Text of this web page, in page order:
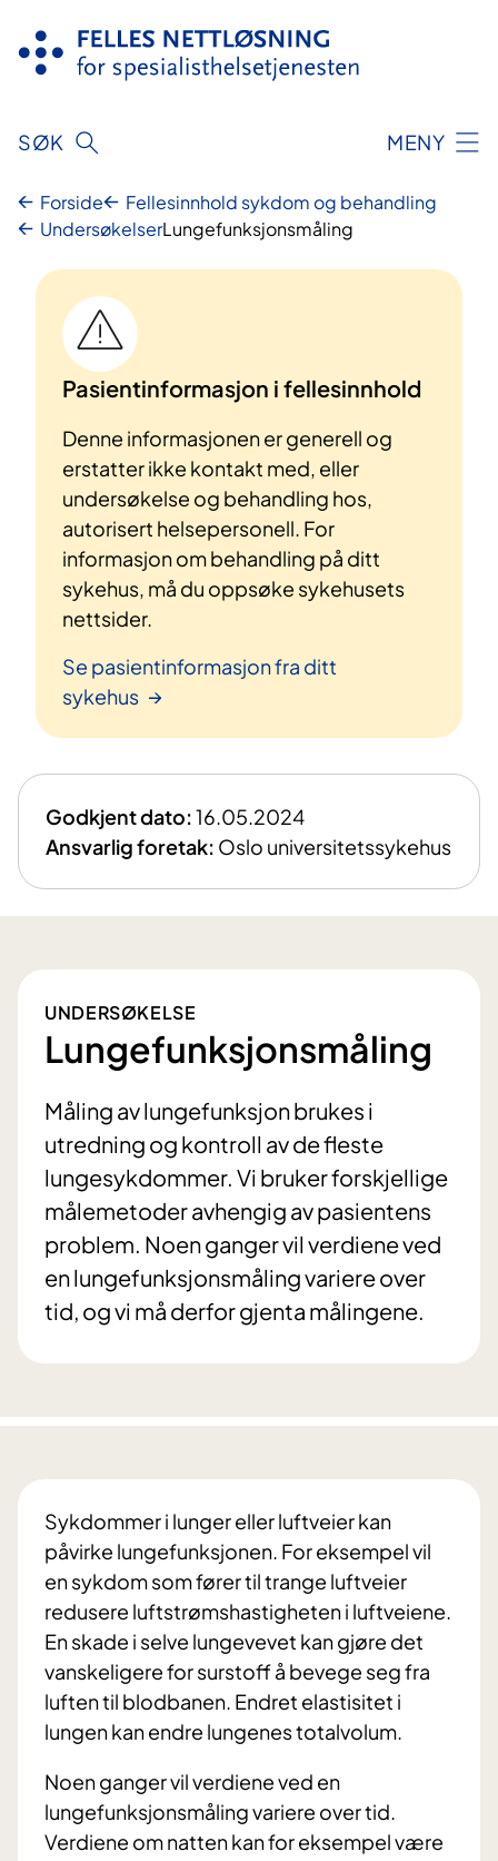
innhold
SØK MENY
Forside
Fellesinnhold sykdom og behandling
UndersøkelserLungefunksjonsmåling
Pasientinformasjon i fellesinnhold
Denne informasjonen er generell og
erstatter ikke kontakt med, eller
undersøkelse og behandling hos,
autorisert helsepersonell. For
informasjon om behandling på ditt
sykehus, må du oppsøke sykehusets
nettsider.
Se pasientinformasjon fra ditt
sykehus
Godkjent dato:16.05.2024
Ansvarlig foretak: Oslo universitetssykehus
UNDERSØKELSE
Lungefunksjonsmåling
Måling av lungefunksjon brukes i
utredning og kontroll av de fleste
lungesykdommer. Vi bruker forskjellige
målemetoder avhengig av pasientens
problem. Noen ganger vil verdiene ved
en lungefunksjonsmåling variere over
tid, og vi må derfor gjenta målingene.
Sykdommer i lunger eller luftveier kan
påvirke lungefunksjonen. For eksempel vil
en sykdom som fører til trange luftveier
redusere luftstrømshastigheten i luftveiene.
En skade i selve lungevevet kan gjøre det
vanskeligere for surstoff å bevege seg fra
luften til blodbanen. Endret elastisitet i
lungen kan endre lungenes totalvolum.
Noen ganger vil verdiene ved en
lungefunksjonsmåling variere over tid.
Verdiene om natten kan for eksempel være